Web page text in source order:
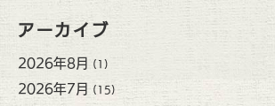
アーカイブ
2026年8月 (1)
2026年7月 (15)